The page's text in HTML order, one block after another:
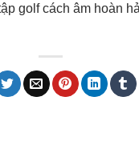
golf cách âm hoàn